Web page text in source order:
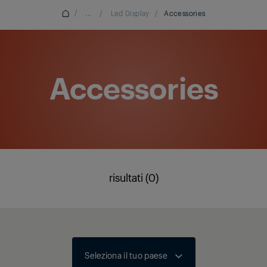
/ ... / Led Display / Accessories
Accessories
risultati (0)
Seleziona il tuo paese